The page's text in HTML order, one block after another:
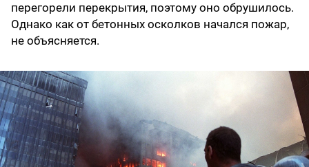
перегорели перекрытия, поэтому оно обрушилось.
Однако как от бетонных осколков начался пожар,
не объясняется.